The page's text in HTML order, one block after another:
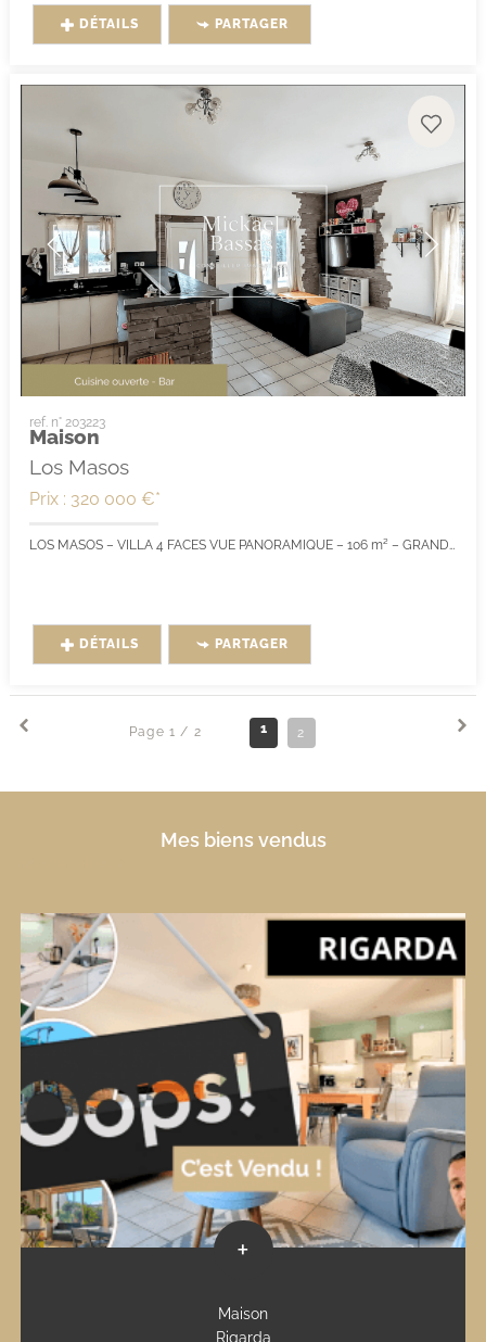
DÉTAILS PARTAGER
ref. n° 203223
Maison
Los Masos
Prix : 320 000 €*
LOS MASOS – VILLA 4 FACES VUE PANORAMIQUE – 106 m² – GRANDS VOLUMES
DÉTAILS PARTAGER
Page 1 / 2 1 2
Mes biens vendus
+
Maison
Rigarda